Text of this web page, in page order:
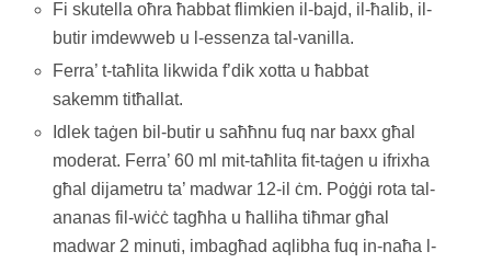
Fi skutella oħra ħabbat flimkien il-bajd, il-ħalib, il-
butir imdewweb u l-essenza tal-vanilla.
Ferra’ t-taħlita likwida f’dik xotta u ħabbat
sakemm titħallat.
Idlek taġen bil-butir u saħħnu fuq nar baxx għal
moderat. Ferra’ 60 ml mit-taħlita fit-taġen u ifrixha
għal dijametru ta’ madwar 12-il ċm. Poġġi rota tal-
ananas fil-wiċċ tagħha u ħalliha tiħmar għal
madwar 2 minuti, imbagħad aqlibha fuq in-naħa l-